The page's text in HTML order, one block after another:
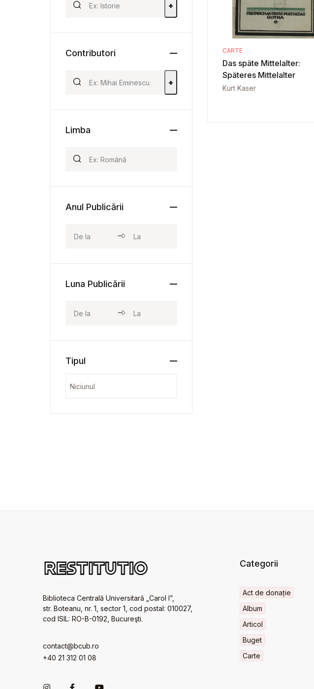
CARTE
Das späte Mittelalter:
Späteres Mittelalter
Kurt Kaser
+
Contributori
+
Limba
Anul Publicării
Luna Publicării
Tipul
Biblioteca Centrală Universitară „Carol I”,
str. Boteanu, nr. 1, sector 1, cod postal: 010027,
cod ISIL: RO-B-0192, Bucureşti.
contact@bcub.ro
+40 21 312 01 08
Categorii
Act de donație
Album
Articol
Buget
Carte